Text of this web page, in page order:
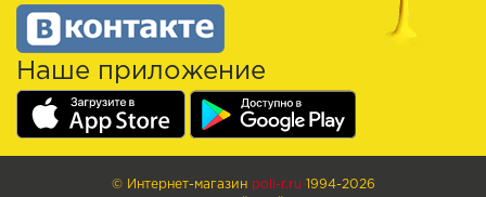
Наше приложение
© Интернет-магазин poli-r.ru1994-2026